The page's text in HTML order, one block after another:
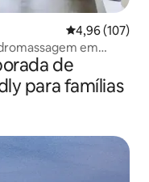
4,96 de uma
4,96 (107)
em
de
para famílias